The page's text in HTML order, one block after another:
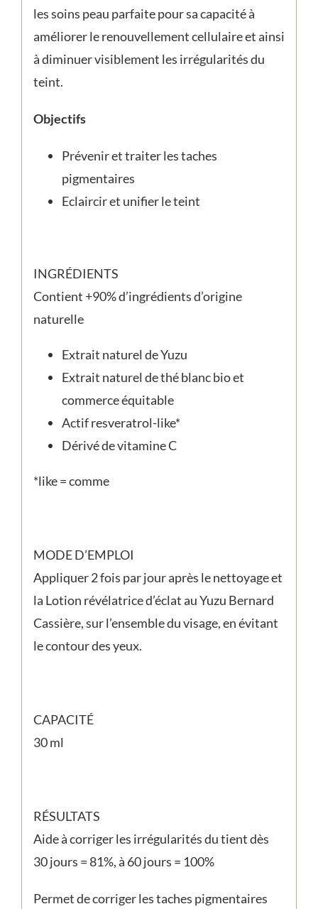
les soins peau parfaite pour sa capacité à
améliorer le renouvellement cellulaire et ainsi
à diminuer visiblement les irrégularités du
teint.
Objectifs
Prévenir et traiter les taches
pigmentaires
Eclaircir et unifier le teint
INGRÉDIENTS
Contient +90% d’ingrédients d’origine
naturelle
Extrait naturel de Yuzu
Extrait naturel de thé blanc bio et
commerce équitable
Actif resveratrol-like*
Dérivé de vitamine C
*like = comme
MODE D’EMPLOI
Appliquer 2 fois par jour après le nettoyage et
la Lotion révélatrice d’éclat au Yuzu Bernard
Cassière, sur l’ensemble du visage, en évitant
le contour des yeux.
CAPACITÉ
30 ml
RÉSULTATS
Aide à corriger les irrégularités du tient dès
30 jours = 81%, à 60 jours = 100%
Permet de corriger les taches pigmentaires